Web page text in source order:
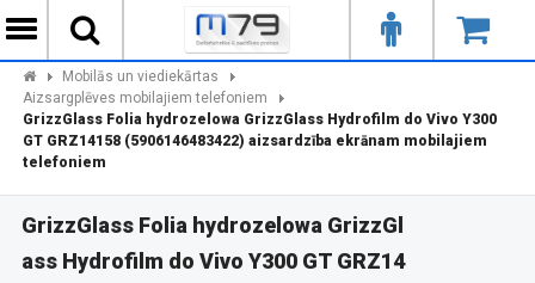
Mobilās un viediekārtas
Aizsargplēves mobilajiem telefoniem
GrizzGlass Folia hydrozelowa GrizzGlass Hydrofilm do Vivo Y300
GT GRZ14158 (5906146483422) aizsardzība ekrānam mobilajiem
telefoniem
GrizzGlass Folia hydrozelowa GrizzGl
ass Hydrofilm do Vivo Y300 GT GRZ14